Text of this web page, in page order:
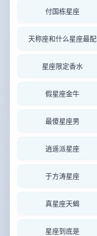
付国栋星座
天称座和什么星座最配
星座限定香水
假星座金牛
最傻星座男
逍遥派星座
于方涛星座
真星座天蝎
星座到底是